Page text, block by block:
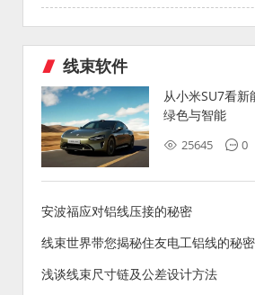
线束软件
从小米SU7看新
绿色与智能
25645 0
安波福应对铝线压接的秘密
线束世界带您揭秘住友电工铝线的秘密
浅谈线束尺寸链及公差设计方法